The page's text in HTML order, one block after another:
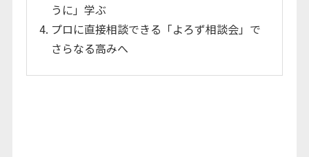
うに」学ぶ
プロに直接相談できる「よろず相談会」で
さらなる高みへ